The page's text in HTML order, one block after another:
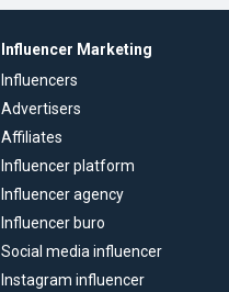
Influencer Marketing
Influencers
Advertisers
Affiliates
Influencer platform
Influencer agency
Influencer buro
Social media influencer
Instagram influencer